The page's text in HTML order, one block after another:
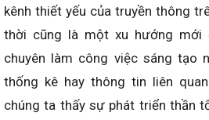
kênh thiết yếu của truyền thông
thời cũng là một xu hướng mới
chuyên làm công việc sáng tạo
thống kê hay thông tin liên
chúng ta thấy sự phát triển thần